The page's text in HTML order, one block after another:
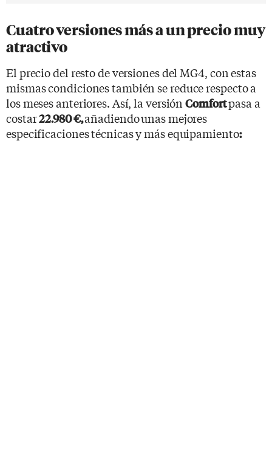
Cuatro versiones más a un precio muy
atractivo
El precio del resto de versiones del MG4, con estas
mismas condiciones también se reduce respecto a
los meses anteriores. Así, la versiónComfortpasa a
costar22.980 €,añadiendounas mejores
especificaciones técnicas y más equipamiento: